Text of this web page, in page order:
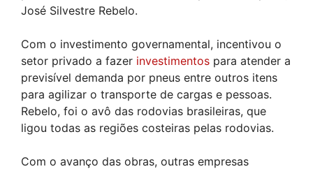
José Silvestre Rebelo.
Com o investimento governamental, incentivou o
setor privado a fazer investimentos para atender a
previsível demanda por pneus entre outros itens
para agilizar o transporte de cargas e pessoas.
Rebelo, foi o avô das rodovias brasileiras, que
ligou todas as regiões costeiras pelas rodovias.
Com o avanço das obras, outras empresas